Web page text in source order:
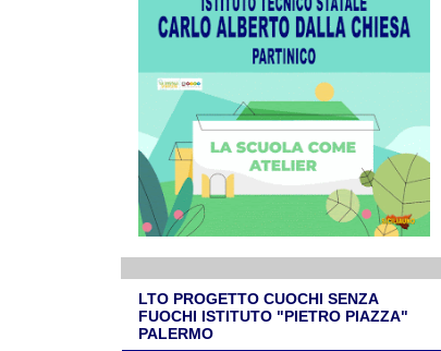
LTO PROGETTO CUOCHI SENZA
FUOCHI ISTITUTO "PIETRO PIAZZA"
PALERMO